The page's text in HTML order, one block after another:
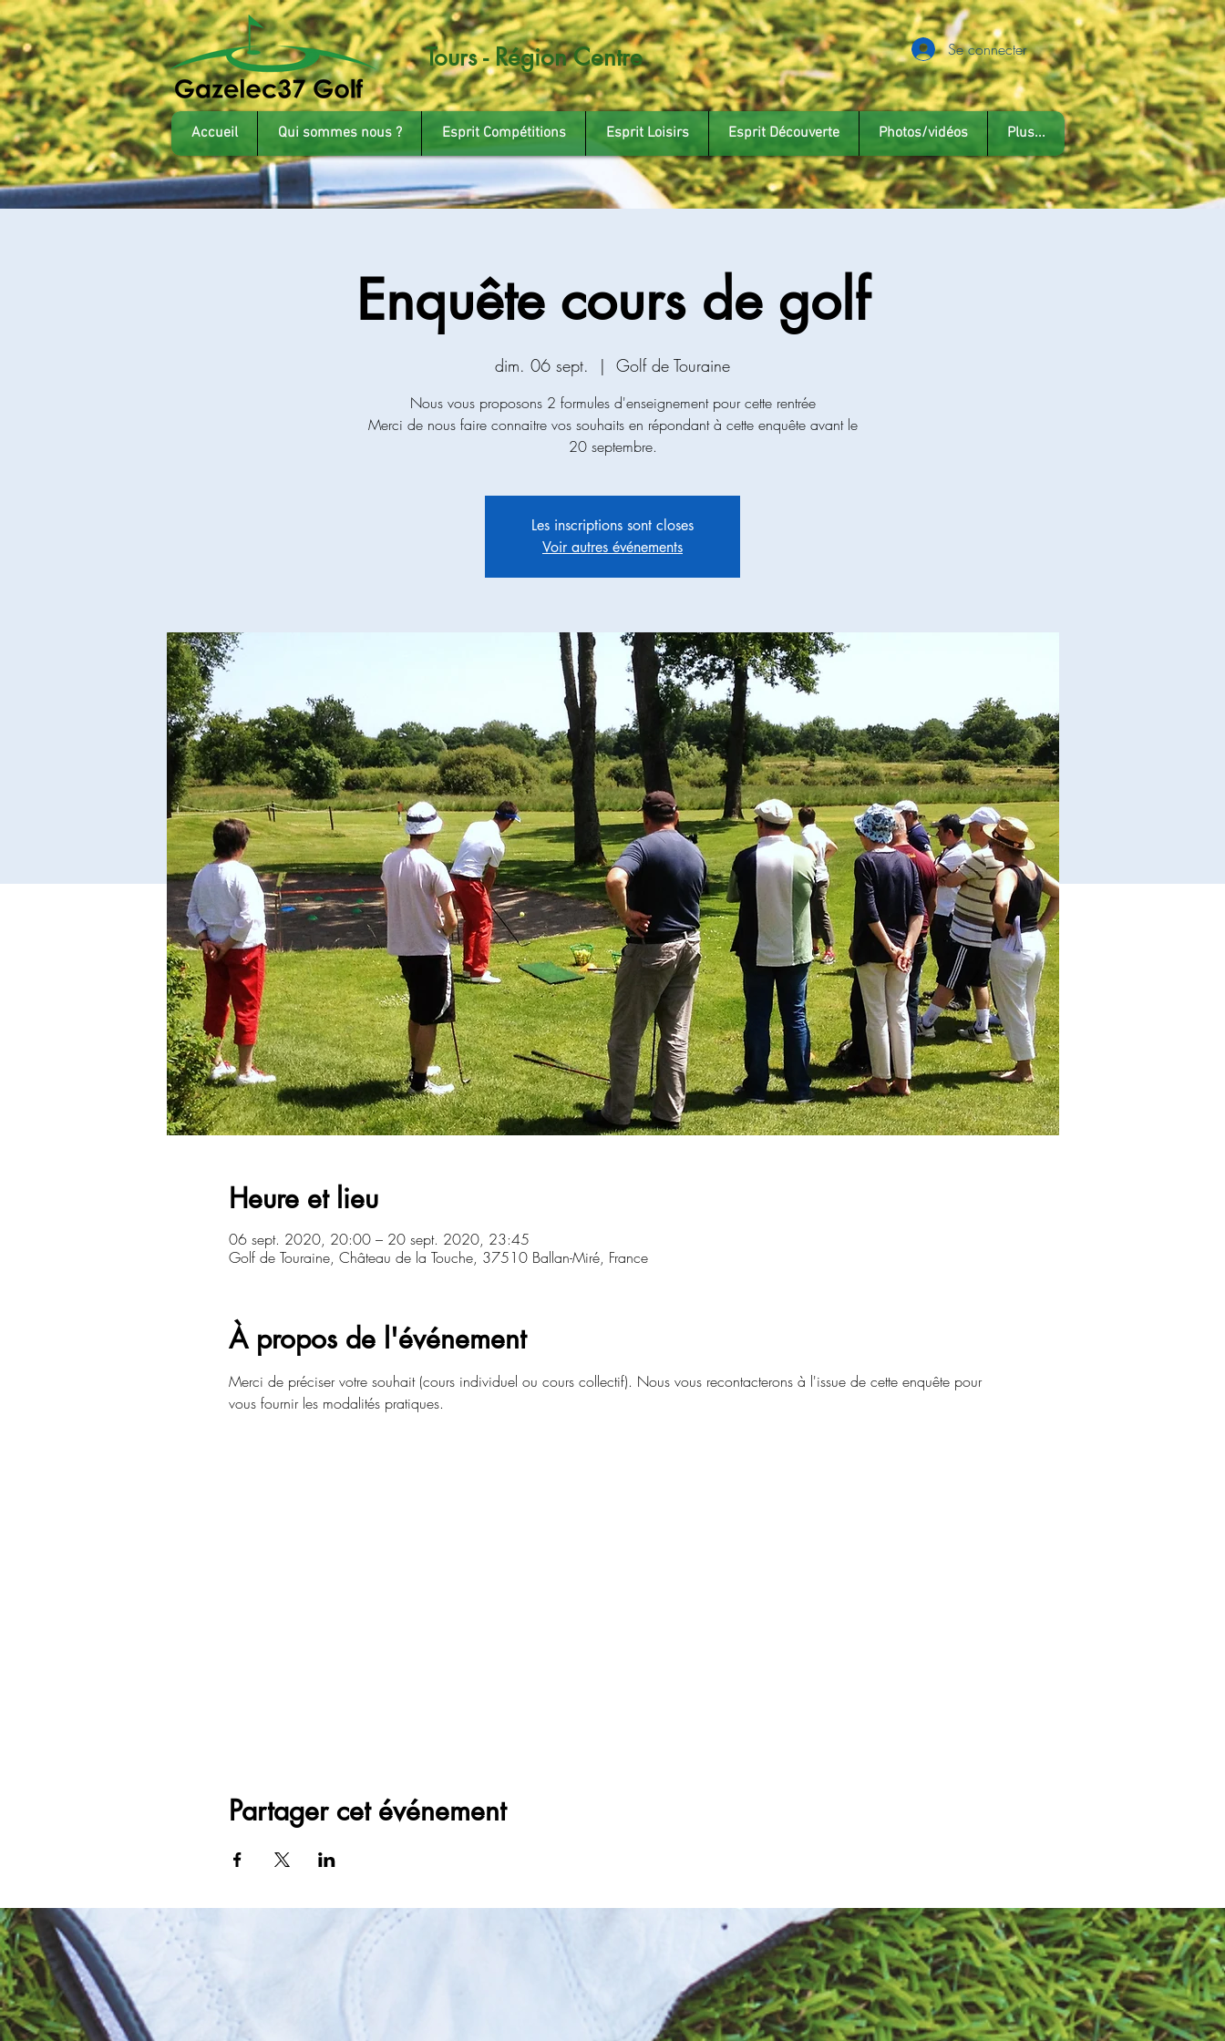
Tours - Région Centre Se connecter
Accueil Qui sommes nous ? Esprit Compétitions Esprit Loisirs Esprit Découverte Photos/vidéos Plus...
Enquête cours de golf
dim. 06 sept.
  |
Golf de Touraine
Nous vous proposons 2 formules d'enseignement pour cette rentrée
Merci de nous faire connaitre vos souhaits en répondant à cette enquête avant le
20 septembre.
Les inscriptions sont closes
Voir autres événements
Heure et lieu
06 sept. 2020, 20:00 – 20 sept. 2020, 23:45
Golf de Touraine, Château de la Touche, 37510 Ballan-Miré, France
À propos de l'événement
Merci de préciser votre souhait (cours individuel ou cours collectif). Nous vous recontacterons à l'issue de cette enquête pour
vous fournir les modalités pratiques.
Partager cet événement